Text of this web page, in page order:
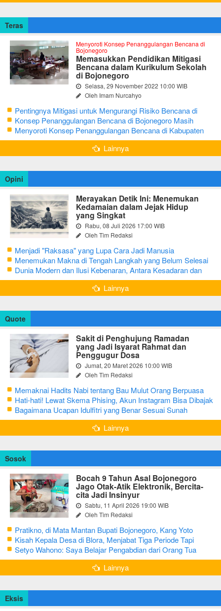
Teras
Menyoroti Konsep Penanggulangan Bencana di
Bojonegoro
Memasukkan Pendidikan Mitigasi
Bencana dalam Kurikulum Sekolah
di Bojonegoro
Selasa, 29 November 2022 10:00 WIB
Oleh Imam Nurcahyo
Pentingnya Mitigasi untuk Mengurangi Risiko Bencana di
Bojonegoro
Konsep Penanggulangan Bencana di Bojonegoro Masih
Mengutamakan Tanggap Darurat
Menyoroti Konsep Penanggulangan Bencana di Kabupaten
Bojonegoro
Lainnya
Opini
Merayakan Detik Ini: Menemukan
Kedamaian dalam Jejak Hidup
yang Singkat
Rabu, 08 Juli 2026 17:00 WIB
Oleh Tim Redaksi
Menjadi "Raksasa" yang Lupa Cara Jadi Manusia
Menemukan Makna di Tengah Langkah yang Belum Selesai
Dunia Modern dan Ilusi Kebenaran, Antara Kesadaran dan
terjebak Tipu Daya
Lainnya
Quote
Sakit di Penghujung Ramadan
yang Jadi Isyarat Rahmat dan
Penggugur Dosa
Jumat, 20 Maret 2026 10:00 WIB
Oleh Tim Redaksi
Memaknai Hadits Nabi tentang Bau Mulut Orang Berpuasa
Secara Bijak Agar Tidak Menggangu
Hati-hati! Lewat Skema Phising, Akun Instagram Bisa Dibajak
Kurang dari 3 Menit
Bagaimana Ucapan Idulfitri yang Benar Sesuai Sunah
Rasulullah
Lainnya
Sosok
Bocah 9 Tahun Asal Bojonegoro
Jago Otak-Atik Elektronik, Bercita-
cita Jadi Insinyur
Sabtu, 11 April 2026 19:00 WIB
Oleh Tim Redaksi
Pratikno, di Mata Mantan Bupati Bojonegoro, Kang Yoto
Kisah Kepala Desa di Blora, Menjabat Tiga Periode Tapi
Masih Hidup Sederhana
Setyo Wahono: Saya Belajar Pengabdian dari Orang Tua
Lainnya
Eksis